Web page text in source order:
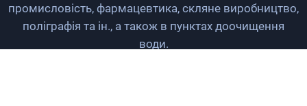
промисловість, фармацевтика, скляне виробництво,
поліграфія та ін., а також в пунктах доочищення
води.